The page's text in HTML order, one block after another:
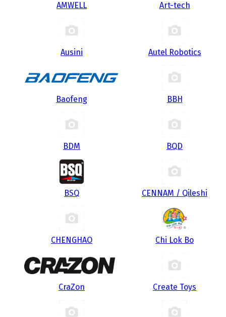
AMWELL Art-tech
Ausini Autel Robotics
Baofeng BBH
BDM BQD
BSQ CENNAM / Qileshi
CHENGHAO Chi Lok Bo
CraZon Create Toys